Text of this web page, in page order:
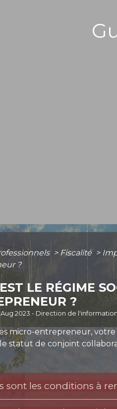
> Fiscalité >
?
LE RÉGIME
?
2023 - Direction de
micro-entrepreneur,
statut de conjoint
sont les conditions à